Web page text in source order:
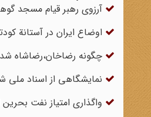
آرزوی رهبر قیام مسجد
اوضاع ایران در آستانة
چگونه رضاخان،رضاشاه
نمایشگاهی از اسناد
واگذاری امتیاز نفت